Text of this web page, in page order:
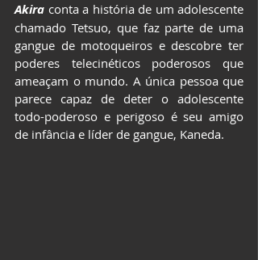
Akira conta a história de um adolescente
chamado Tetsuo, que faz parte de uma
gangue de motoqueiros e descobre ter
poderes telecinéticos poderosos que
ameaçam o mundo. A única pessoa que
parece capaz de deter o adolescente
todo-poderoso e perigoso é seu amigo
de infância e líder de gangue, Kaneda.